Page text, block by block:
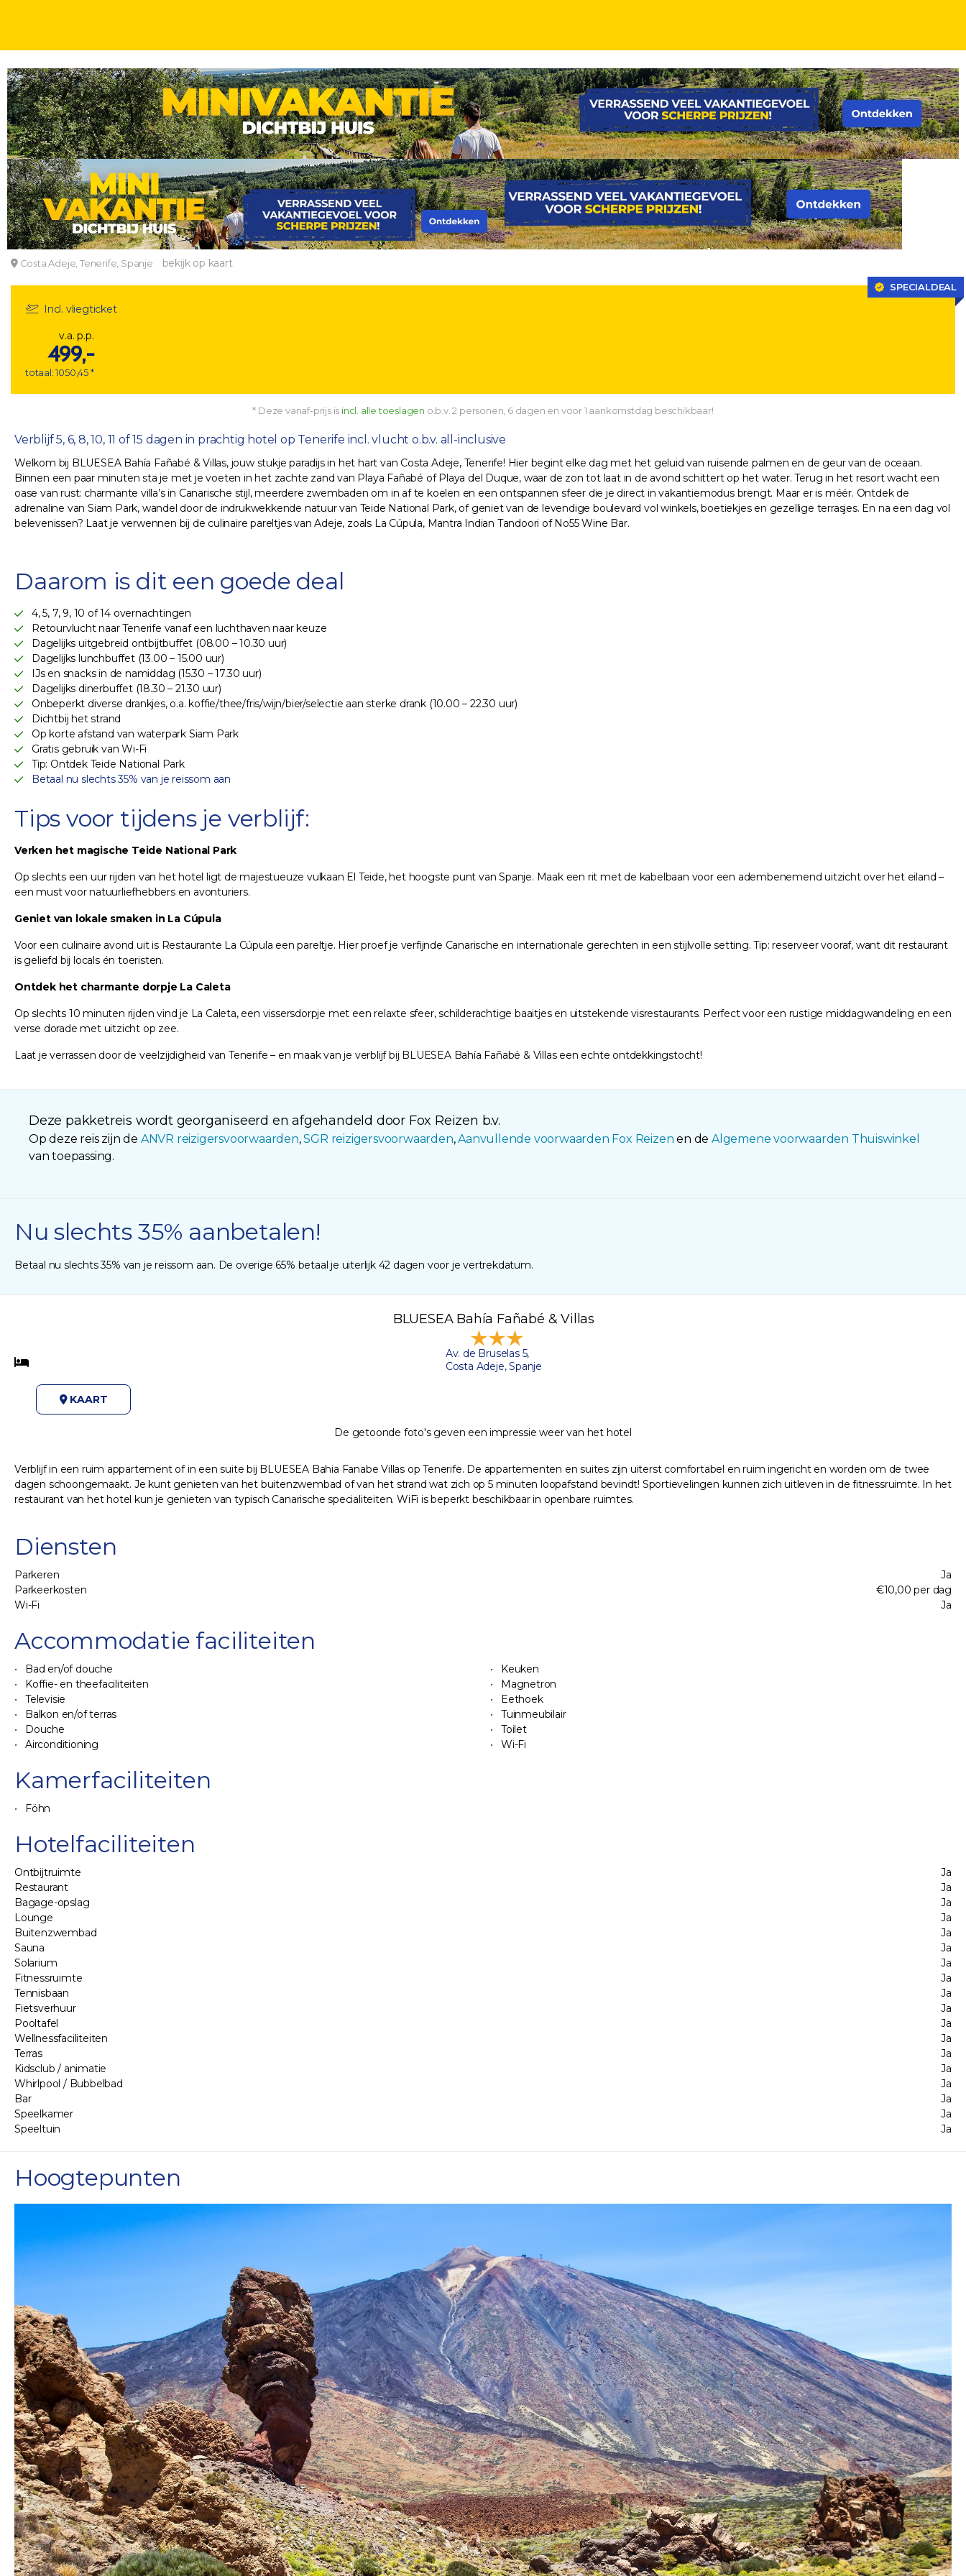
WEEKJE ZONVAKANTIES 5 T/M 6, 8, 10 T/M 11 OF 15 DAGEN INCL. ONTBIJT KINDERKORTING
All-inclusive genieten in een appartement nabij het strand en in bruisende Costa Adeje!
BLUESEA Bahía Fañabé & Villas
Costa Adeje, Tenerife, Spanje bekijk op kaart
SPECIALDEAL
Incl. vliegticket
v.a. p.p.
499,-
totaal: 1050,45 *
* Deze vanaf-prijs is incl. alle toeslagen o.b.v. 2 personen, 6 dagen en voor 1 aankomstdag beschikbaar!
Verblijf 5, 6, 8, 10, 11 of 15 dagen in prachtig hotel op Tenerife incl. vlucht o.b.v. all-inclusive
Welkom bij BLUESEA Bahía Fañabé & Villas, jouw stukje paradijs in het hart van Costa Adeje, Tenerife! Hier begint elke dag met het geluid van ruisende palmen en de geur van de oceaan.
Binnen een paar minuten sta je met je voeten in het zachte zand van Playa Fañabé of Playa del Duque, waar de zon tot laat in de avond schittert op het water. Terug in het resort wacht een
oase van rust: charmante villa’s in Canarische stijl, meerdere zwembaden om in af te koelen en een ontspannen sfeer die je direct in vakantiemodus brengt. Maar er is méér. Ontdek de
adrenaline van Siam Park, wandel door de indrukwekkende natuur van Teide National Park, of geniet van de levendige boulevard vol winkels, boetiekjes en gezellige terrasjes. En na een dag vol
belevenissen? Laat je verwennen bij de culinaire pareltjes van Adeje, zoals La Cúpula, Mantra Indian Tandoori of No55 Wine Bar.
Daarom is dit een goede deal
4, 5, 7, 9, 10 of 14 overnachtingen
Retourvlucht naar Tenerife vanaf een luchthaven naar keuze
Dagelijks uitgebreid ontbijtbuffet (08.00 – 10.30 uur)
Dagelijks lunchbuffet (13.00 – 15.00 uur)
IJs en snacks in de namiddag (15.30 – 17.30 uur)
Dagelijks dinerbuffet (18.30 – 21.30 uur)
Onbeperkt diverse drankjes, o.a. koffie/thee/fris/wijn/bier/selectie aan sterke drank (10.00 – 22.30 uur)
Dichtbij het strand
Op korte afstand van waterpark Siam Park
Gratis gebruik van Wi-Fi
Tip: Ontdek Teide National Park
Betaal nu slechts 35% van je reissom aan
Tips voor tijdens je verblijf:
Verken het magische Teide National Park
Op slechts een uur rijden van het hotel ligt de majestueuze vulkaan El Teide, het hoogste punt van Spanje. Maak een rit met de kabelbaan voor een adembenemend uitzicht over het eiland –
een must voor natuurliefhebbers en avonturiers.
Geniet van lokale smaken in La Cúpula
Voor een culinaire avond uit is Restaurante La Cúpula een pareltje. Hier proef je verfijnde Canarische en internationale gerechten in een stijlvolle setting. Tip: reserveer vooraf, want dit restaurant
is geliefd bij locals én toeristen.
Ontdek het charmante dorpje La Caleta
Op slechts 10 minuten rijden vind je La Caleta, een vissersdorpje met een relaxte sfeer, schilderachtige baaitjes en uitstekende visrestaurants. Perfect voor een rustige middagwandeling en een
verse dorade met uitzicht op zee.
Laat je verrassen door de veelzijdigheid van Tenerife – en maak van je verblijf bij BLUESEA Bahía Fañabé & Villas een echte ontdekkingstocht!
Deze pakketreis wordt georganiseerd en afgehandeld door Fox Reizen b.v.
Op deze reis zijn de ANVR reizigersvoorwaarden,SGR reizigersvoorwaarden,Aanvullende voorwaarden Fox Reizen en deAlgemene voorwaarden Thuiswinkel
van toepassing.
Nu slechts 35% aanbetalen!
Betaal nu slechts 35% van je reissom aan. De overige 65% betaal je uiterlijk 42 dagen voor je vertrekdatum.
BLUESEA Bahía Fañabé & Villas
Av. de Bruselas 5,
Costa Adeje, Spanje
KAART
De getoonde foto's geven een impressie weer van het hotel
Verblijf in een ruim appartement of in een suite bij BLUESEA Bahia Fanabe Villas op Tenerife. De appartementen en suites zijn uiterst comfortabel en ruim ingericht en worden om de twee
dagen schoongemaakt. Je kunt genieten van het buitenzwembad of van het strand wat zich op 5 minuten loopafstand bevindt! Sportievelingen kunnen zich uitleven in de fitnessruimte. In het
restaurant van het hotel kun je genieten van typisch Canarische specialiteiten. WiFi is beperkt beschikbaar in openbare ruimtes.
Diensten
Parkeren
Ja
Parkeerkosten
€10,00 per dag
Wi-Fi
Ja
Accommodatie faciliteiten
Bad en/of douche
Keuken
Koffie- en theefaciliteiten
Magnetron
Televisie
Eethoek
Balkon en/of terras
Tuinmeubilair
Douche
Toilet
Airconditioning
Wi-Fi
Kamerfaciliteiten
Föhn
Hotelfaciliteiten
Ontbijtruimte
Ja
Restaurant
Ja
Bagage-opslag
Ja
Lounge
Ja
Buitenzwembad
Ja
Sauna
Ja
Solarium
Ja
Fitnessruimte
Ja
Tennisbaan
Ja
Fietsverhuur
Ja
Pooltafel
Ja
Wellnessfaciliteiten
Ja
Terras
Ja
Kidsclub / animatie
Ja
Whirlpool / Bubbelbad
Ja
Bar
Ja
Speelkamer
Ja
Speeltuin
Ja
Hoogtepunten